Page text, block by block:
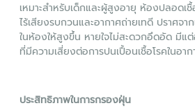
เหมาะสำหรับเด็กและผู้สูงอายุ ห้องปลอด
ไร้เสียงรบกวนและอากาศถ่ายเทดี ปราศจ
ในห้องให้สูงขึ้น หายใจไม่สะดวกอึดอัด มีแ
ที่มีความเสี่ยงต่อการปนเปื้อนเชื้อโรคในอาก
ประสิทธิภาพในการกรองฝุ่น